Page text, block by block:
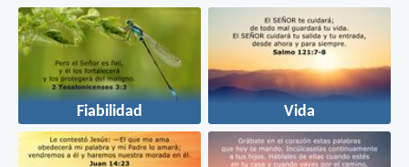
Fiabilidad Vida